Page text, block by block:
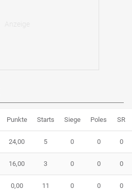
Punkte Starts Siege Poles SR
24,00 5 0 0 0
16,00 3 0 0 0
0,00 11 0 0 0